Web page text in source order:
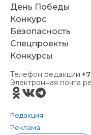
День Победы
Конкурс
Безопасность
Спецпроекты
Конкурсы
Телефон редакции:
Электронная почта
Редакция
Реклама